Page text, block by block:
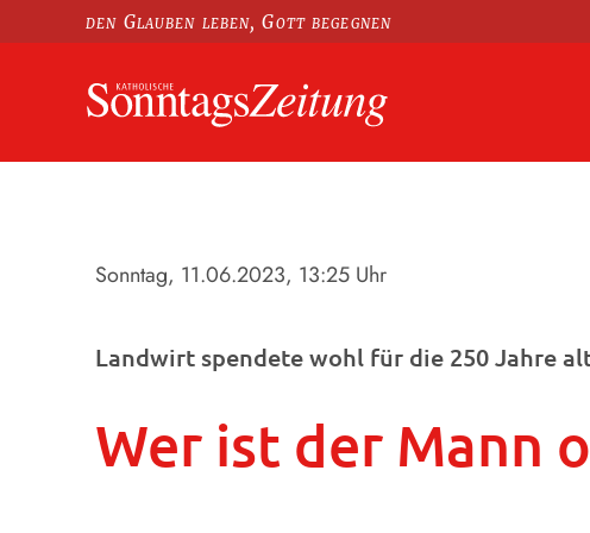
den Glauben leben, Gott begegnen
Sonntag, 11.06.2023, 13:25 Uhr
Landwirt spendete wohl für die 250 Jahre
Wer ist der Mann